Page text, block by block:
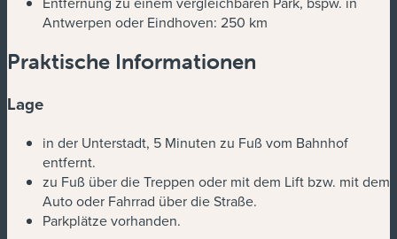
Antwerpen oder Eindhoven: 250 km
Praktische Informationen
Lage
in der Unterstadt, 5 Minuten zu Fuß vom Bahnhof
entfernt.
zu Fuß über die Treppen oder mit dem Lift bzw. mit dem
Auto oder Fahrrad über die Straße.
Parkplätze vorhanden.